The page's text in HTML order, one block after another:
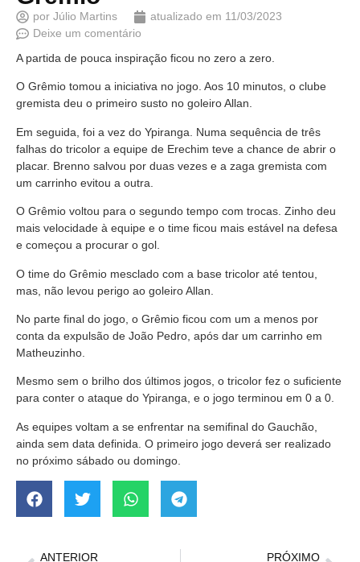
por Júlio Martins atualizado em 11/03/2023
Deixe um comentário
A partida de pouca inspiração ficou no zero a zero.
O Grêmio tomou a iniciativa no jogo. Aos 10 minutos, o clube
gremista deu o primeiro susto no goleiro Allan.
Em seguida, foi a vez do Ypiranga. Numa sequência de três
falhas do tricolor a equipe de Erechim teve a chance de abrir o
placar. Brenno salvou por duas vezes e a zaga gremista com
um carrinho evitou a outra.
O Grêmio voltou para o segundo tempo com trocas. Zinho deu
mais velocidade à equipe e o time ficou mais estável na defesa
e começou a procurar o gol.
O time do Grêmio mesclado com a base tricolor até tentou,
mas, não levou perigo ao goleiro Allan.
No parte final do jogo, o Grêmio ficou com um a menos por
conta da expulsão de João Pedro, após dar um carrinho em
Matheuzinho.
Mesmo sem o brilho dos últimos jogos, o tricolor fez o suficiente
para conter o ataque do Ypiranga, e o jogo terminou em 0 a 0.
As equipes voltam a se enfrentar na semifinal do Gauchão,
ainda sem data definida. O primeiro jogo deverá ser realizado
no próximo sábado ou domingo.
ANTERIOR PRÓXIMO